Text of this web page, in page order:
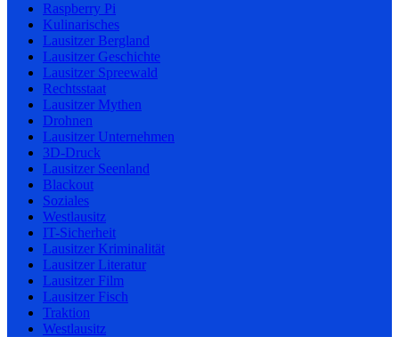
Raspberry Pi
Kulinarisches
Lausitzer Bergland
Lausitzer Geschichte
Lausitzer Spreewald
Rechtsstaat
Lausitzer Mythen
Drohnen
Lausitzer Unternehmen
3D-Druck
Lausitzer Seenland
Blackout
Soziales
Westlausitz
IT-Sicherheit
Lausitzer Kriminalität
Lausitzer Literatur
Lausitzer Film
Lausitzer Fisch
Traktion
Westlausitz